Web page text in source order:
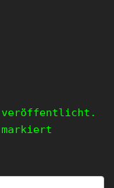
veröffentlicht.
markiert